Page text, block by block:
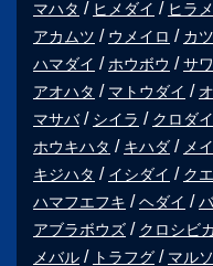
マハタ ヒメダイ ヒラメ
アカムツ
ウメイロ カ
ハマダイ
ホウボウ サ
アオハタ
マトウダイ
マサバ
シイラ クロダイ
ホウキハタ
キハダ メ
キジハタ
イシダイ クエ
ハマフエフキ
ヘダイ
アブラボウズ
クロシビ
メバル
トラフグ マル